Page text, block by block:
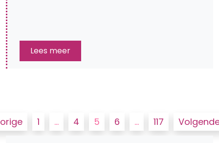
Lees meer
Berichten
paginering
1 … 4 5 6 … 117